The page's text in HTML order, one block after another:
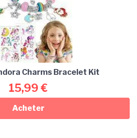
Charms Bracelet Kit
15,99 €
Acheter